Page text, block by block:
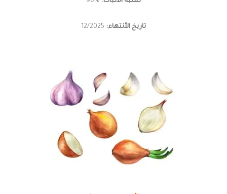
تاريخ الأنتهاء: